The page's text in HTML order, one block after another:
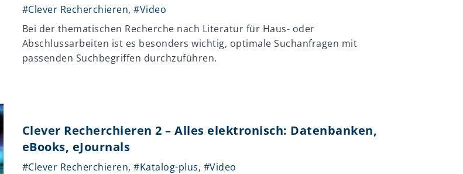
#Clever Recherchieren,#Video
Bei der thematischen Recherche nach Literatur für Haus- oder
Abschlussarbeiten ist es besonders wichtig, optimale Suchanfragen mit
passenden Suchbegriffen durchzuführen.
Clever Recherchieren 2 – Alles elektronisch: Datenbanken,
eBooks, eJournals
#Clever Recherchieren,#Katalog-plus, #Video